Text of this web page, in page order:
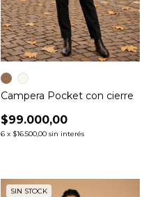
Campera Pocket con cierre
$99.000,00
6 x $16.500,00 sin interés
SIN STOCK